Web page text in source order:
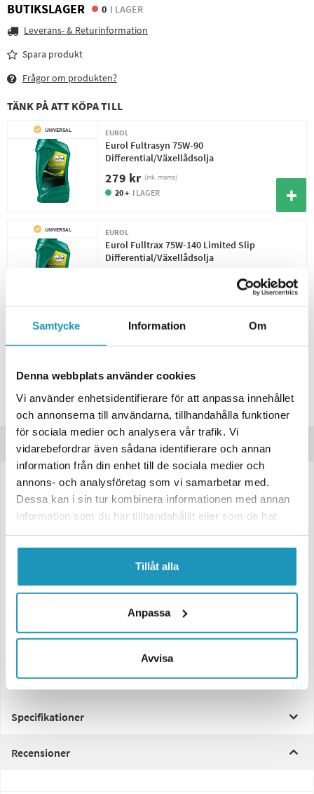
Samtycke Information Om
Denna webbplats använder cookies
Vi använder enhetsidentifierare för att anpassa innehållet
och annonserna till användarna, tillhandahålla funktioner
för sociala medier och analysera vår trafik. Vi
vidarebefordrar även sådana identifierare och annan
information från din enhet till de sociala medier och
annons- och analysföretag som vi samarbetar med.
Dessa kan i sin tur kombinera informationen med annan
information som du har tillhandahållit eller som de har
Tillåt alla
Anpassa
Avvisa
BUTIKSLAGER 0 I LAGER
Leverans- & Returinformation
Spara produkt
Frågor om produkten?
TÄNK PÅ ATT KÖPA TILL
UNIVERSAL EUROL
Eurol Fultrasyn 75W-90
Differential/Växellådsolja
279 kr (ink. moms)
20 + I LAGER
UNIVERSAL EUROL
Eurol Fulltrax 75W-140 Limited Slip
Differential/Växellådsolja
UNIVERSAL BEL-RAY
Belray Gearsaver Transmision Oil 80W
225 kr (ink. moms)
20 + I LAGER
Produktinformation
Komplett ihopsatt axel för enkel installation.
Originalersättning av mycket hög kvalitét!
Axeln passar de modeller som finns med i listan nedan: "Passar dessa
modeller".
Passar höger bak.
Passar dessa modeller
Specifikationer
Recensioner